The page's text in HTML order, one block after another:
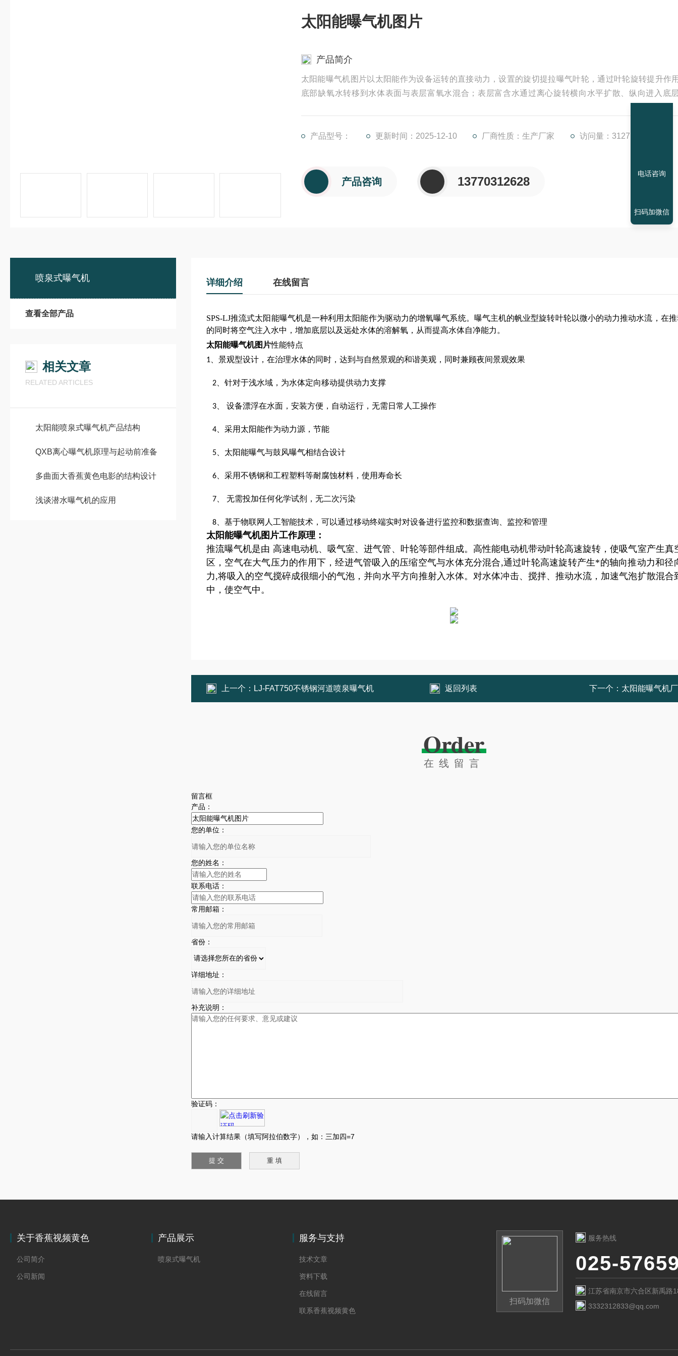
太阳能曝气机图片
产品简介
太阳能曝气机图片以太阳能作为设备运转的直接动力，设置的旋切提拉曝气叶轮，通过叶轮旋转提升作
底部缺氧水转移到水体表面与表层富氧水混合；表层富含水通过离心旋转横向水平扩散、纵向进入底
产品型号：
更新时间：2025-12-10 厂商性质：生产厂家 访问量：3127
产品咨询 13770312628
喷泉式曝气机
查看全部产品
相关文章
RELATED ARTICLES
太阳能喷泉式曝气机产品结构
QXB离心曝气机原理与起动前准备
多曲面大香蕉黄色电影的结构设计
浅谈潜水曝气机的应用
详细介绍 在线留言
SPS-LJ推流式太阳能曝气机是一种利用太阳能作为驱动力的增氧曝气系统。曝气主机的帆业型旋转叶轮以微小的动力推动水流，在
的同时将空气注入水中，增加底层以及远处水体的溶解氧，从而提高水体自净能力。
太阳能曝气机图片性能特点
1 、景观型设计，在治理水体的同时，达到与自然景观的和谐美观，同时兼顾夜间景观效果
2 、针对于浅水域，为水体定向移动提供动力支撑
3 设备漂浮在水面，安装方便，自动运行，无需日常人工操作
4 、采用太阳能作为动力源，节能
5 、太阳能曝气与鼓风曝气相结合设计
6 、采用不锈钢和工程塑料等耐腐蚀材料，使用寿命长
7 无需投加任何化学试剂，无二次污染
8 、基于物联网人工智能技术，可以通过移动终端实时对设备进行监控和数据查询、监控和管理
太阳能曝气机图片工作原理：
推流曝气机是由 高速电动机、吸气室、进气管、叶轮等部件组成。高性能电动机带动叶轮高速旋转，使吸气室产生真
区，空气在大气压力的作用下，经进气管吸入的压缩空气与水体充分混合,通过叶轮高速旋转产生*的轴向推动力和径
力,将吸入的空气搅碎成很细小的气泡，并向水平方向推射入水体。对水体冲击、搅拌、推动水流，加速气泡扩散混合
中，使空气中。
上一个： LJ-FAT750不锈钢河道喷泉曝气机 返回列表 下一个： 太阳能曝气机
Order
在线留言
留言框
产品：
您的单位：
您的姓名：
联系电话：
常用邮箱：
省份：
详细地址：
补充说明：
验证码：
请输入计算结果（填写阿拉伯数字），如：三加四=7
关于香蕉视频黄色
公司简介
公司新闻
产品展示
喷泉式曝气机
服务与支持
技术文章
资料下载
在线留言
联系香蕉视频黄色
扫码加微信
服务热线
025-
江苏省南京市六合区新禹路
3332312833@qq.com
电话咨询
扫码加微信